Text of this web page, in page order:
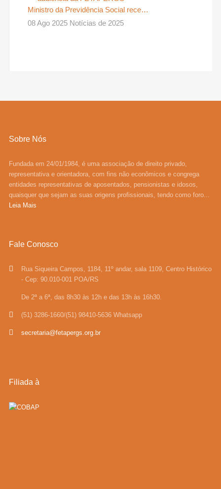
Ministro da Previdência Social rece…
08 Ago 2025 Notícias de 2025
Sobre Nós
Fundada em 24/01/1984, é uma associação de direito privado,
representativa e orientadora, com fins não econômicos e congrega
entidades representativas de aposentados, pensionistas e idosos,
quaisquer que sejam as suas origens profissionais, tendo como foro...
Leia Mais
Fale Conosco
Rua Siqueira Campos, 1184, 11º andar, sala 1109, Centro Histórico
- Cep: 90.010-001 POA/RS
De 2ª a 6ª, das 8h30 às 12h e das 13h às 16h30.
(51) 3286-1660/(51) 98410-5636 Whatsapp
secretaria@fetapergs.org.br
Filiada à